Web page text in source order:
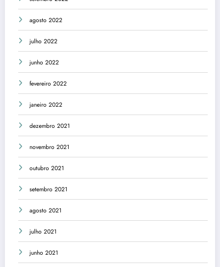
agosto 2022
julho 2022
junho 2022
fevereiro 2022
janeiro 2022
dezembro 2021
novembro 2021
outubro 2021
setembro 2021
agosto 2021
julho 2021
junho 2021